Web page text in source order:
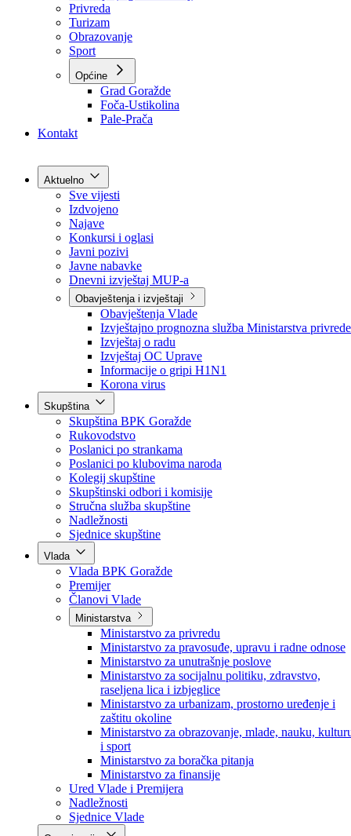
O kantonu
Simboli kantona (Grb, zastava)
Historija (digitalni muzej)
Privreda
Turizam
Obrazovanje
Sport
Općine
Kontakt
Aktuelno
Sve vijesti
Izdvojeno
Najave
Konkursi i oglasi
Javni pozivi
Javne nabavke
Dnevni izvještaj MUP-a
Obavještenja i izvještaji
Obavještenja Vlade
Izvještajno prognozna služba Ministarstva privrede
Izvještaj o radu
Izvještaj OC Uprave
Informacije o gripi H1N1
Korona virus
Skupština
Skupština BPK Goražde
Rukovodstvo
Poslanici po strankama
Poslanici po klubovima naroda
Kolegij skupštine
Skupštinski odbori i komisije
Stručna služba skupštine
Nadležnosti
Sjednice skupštine
Vlada
Vlada BPK Goražde
Premijer
Članovi Vlade
Ministarstva
Ministarstvo za privredu
Ministarstvo za pravosuđe, upravu i radne odnose
Ministarstvo za unutrašnje poslove
Ministarstvo za socijalnu politiku, zdravstvo,
raseljena lica i izbjeglice
Ministarstvo za urbanizam, prostorno uređenje i
zaštitu okoline
Ministarstvo za obrazovanje, mlade, nauku,
i sport
Ministarstvo za boračka pitanja
Ministarstvo za finansije
Ured Vlade i Premijera